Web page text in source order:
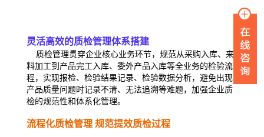
灵活高效的质检管理体系搭建
质检管理贯穿企业核心业务环节，规范从采购入库、来
料加工到产品完工入库、委外产品入库等全业务的检验流
程，实现报检、检验结果记录、检验数据分析，避免出现
产品质量问题时记录不清、 无法追溯等难题，加强企业质
检的规范性和体系化管理。
流程化质检管理 规范提效质检过程